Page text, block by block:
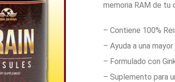
memoria RAM de tu
– Contiene 100%
– Ayuda a una
– Formulado con
– Suplemento para